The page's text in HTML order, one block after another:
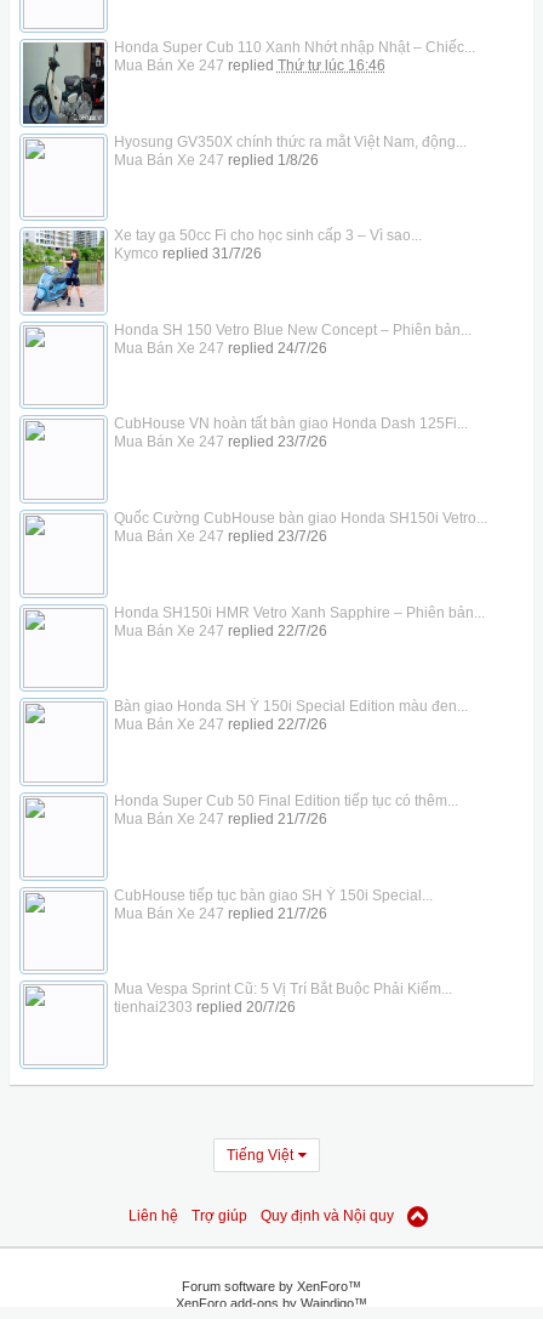
Honda Super Cub 110 Xanh Nhớt nhập Nhật – Chiếc...
Mua Bán Xe 247 replied Thứ tư lúc 16:46
Hyosung GV350X chính thức ra mắt Việt Nam, động...
Mua Bán Xe 247 replied 1/8/26
Xe tay ga 50cc Fi cho học sinh cấp 3 – Vì sao...
Kymco replied 31/7/26
Honda SH 150 Vetro Blue New Concept – Phiên bản...
Mua Bán Xe 247 replied 24/7/26
CubHouse VN hoàn tất bàn giao Honda Dash 125Fi...
Mua Bán Xe 247 replied 23/7/26
Quốc Cường CubHouse bàn giao Honda SH150i Vetro...
Mua Bán Xe 247 replied 23/7/26
Honda SH150i HMR Vetro Xanh Sapphire – Phiên bản...
Mua Bán Xe 247 replied 22/7/26
Bàn giao Honda SH Ý 150i Special Edition màu đen...
Mua Bán Xe 247 replied 22/7/26
Honda Super Cub 50 Final Edition tiếp tục có thêm...
Mua Bán Xe 247 replied 21/7/26
CubHouse tiếp tục bàn giao SH Ý 150i Special...
Mua Bán Xe 247 replied 21/7/26
Mua Vespa Sprint Cũ: 5 Vị Trí Bắt Buộc Phải Kiểm...
tienhai2303 replied 20/7/26
Tiếng Việt
Liên hệ Trợ giúp Quy định và Nội quy
Forum software by XenForo™
XenForo add-ons by Waindigo™